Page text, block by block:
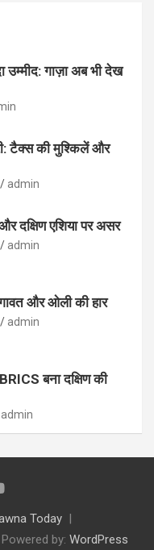
उम्मीद: गाज़ा अब भी देख
टैक्स की मुश्किलें और
admin
दक्षिण एशिया पर असर
admin
और ओली की हार
admin
बना दक्षिण की
admin
Today
by: WordPress